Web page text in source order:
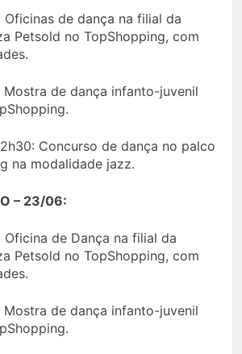
Oficinas de dança na filial da
Petsold no TopShopping, com
Mostra de dança infanto-juvenil
Concurso de dança no palco
na modalidade jazz.
– 23/06:
Oficina de Dança na filial da
Petsold no TopShopping, com
Mostra de dança infanto-juvenil